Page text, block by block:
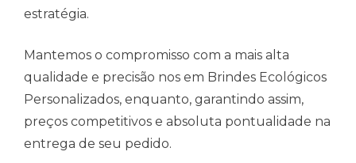
estratégia.
Mantemos o compromisso com a mais alta
qualidade e precisão nos em Brindes Ecológicos
Personalizados, enquanto, garantindo assim,
preços competitivos e absoluta pontualidade na
entrega de seu pedido.